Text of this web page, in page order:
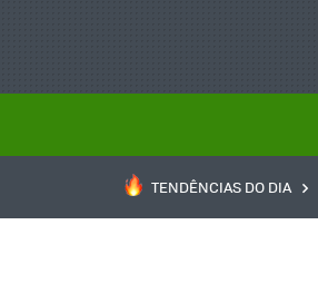
TENDÊNCIAS DO DIA